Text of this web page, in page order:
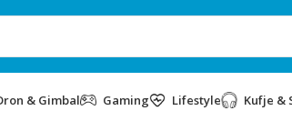
& Gimbal Gaming Lifestyle Kufje &